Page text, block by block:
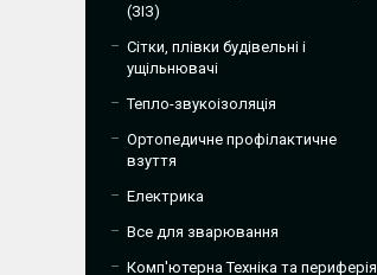
(ЗІЗ)
Сітки, плівки будівельні і
ущільнювачі
Тепло-звукоізоляція
Ортопедичне профілактичне
взуття
Електрика
Все для зварювання
Комп'ютерна Техніка та периферія